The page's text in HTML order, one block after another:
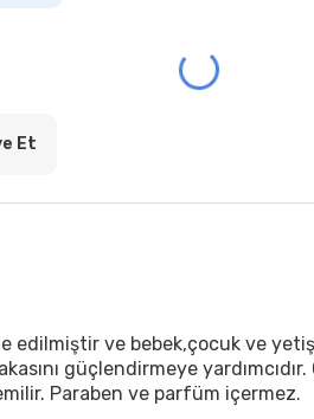
Et
ve bebek,çocuk ve
güçlendirmeye yardımcıdır.
Paraben ve parfüm içermez.